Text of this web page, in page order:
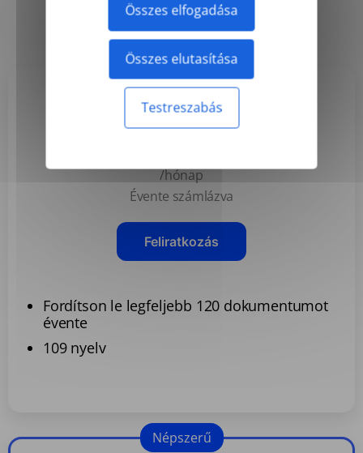
Összes elfogadása
Összes elutasítása
Testreszabás
Évi
Basic
/hónap
Évente számlázva
Feliratkozás
Fordítson le legfeljebb 120 dokumentumot
évente
109 nyelv
Népszerű